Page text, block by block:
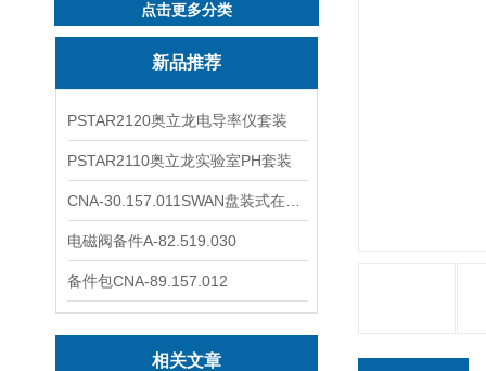
点击更多分类
新品推荐
PSTAR2120奥立龙电导率仪套装
PSTAR2110奥立龙实验室PH套装
电磁阀备件A-82.519.030
备件包CNA-89.157.012
相关文章